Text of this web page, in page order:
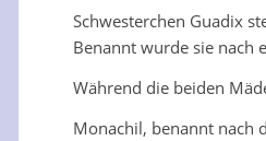
Schwesterchen Guadix
Benannt wurde sie nach
Während die beiden
Monachil, benannt nach